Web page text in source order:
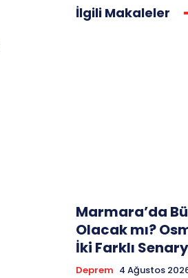
İlgili Makaleler
Marmara’da
Olacak mı?
İki Farklı
Deprem 4 Ağustos